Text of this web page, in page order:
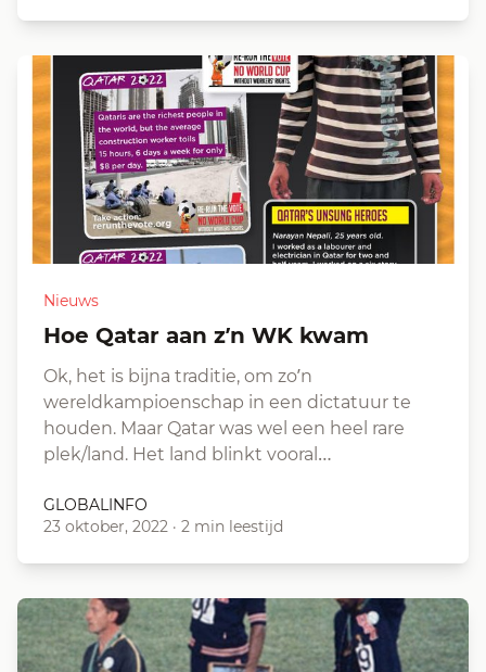
Nieuws
Hoe Qatar aan z’n WK kwam
Ok, het is bijna traditie, om zo’n
wereldkampioenschap in een dictatuur te
houden. Maar Qatar was wel een heel rare
plek/land. Het land blinkt vooral…
GLOBALINFO
23 oktober, 2022 · 2 min leestijd